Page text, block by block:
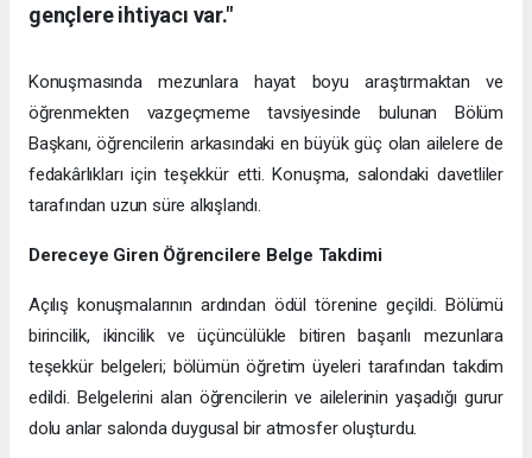
gençlere ihtiyacı var."
Konuşmasında mezunlara hayat boyu araştırmaktan ve
öğrenmekten vazgeçmeme tavsiyesinde bulunan Bölüm
Başkanı, öğrencilerin arkasındaki en büyük güç olan ailelere de
fedakârlıkları için teşekkür etti. Konuşma, salondaki davetliler
tarafından uzun süre alkışlandı.
Dereceye Giren Öğrencilere Belge Takdimi
Açılış konuşmalarının ardından ödül törenine geçildi. Bölümü
birincilik, ikincilik ve üçüncülükle bitiren başarılı mezunlara
teşekkür belgeleri; bölümün öğretim üyeleri tarafından takdim
edildi. Belgelerini alan öğrencilerin ve ailelerinin yaşadığı gurur
dolu anlar salonda duygusal bir atmosfer oluşturdu.